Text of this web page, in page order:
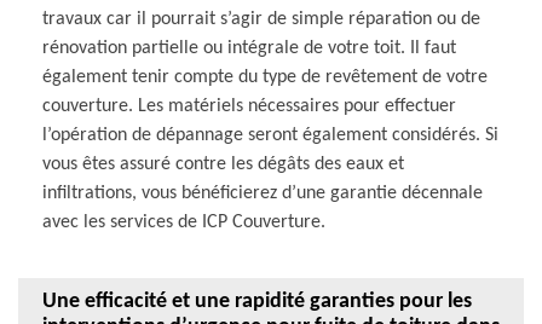
travaux car il pourrait s’agir de simple réparation ou de
rénovation partielle ou intégrale de votre toit. Il faut
également tenir compte du type de revêtement de votre
couverture. Les matériels nécessaires pour effectuer
l’opération de dépannage seront également considérés. Si
vous êtes assuré contre les dégâts des eaux et
infiltrations, vous bénéficierez d’une garantie décennale
avec les services de ICP Couverture.
Une efficacité et une rapidité garanties pour les